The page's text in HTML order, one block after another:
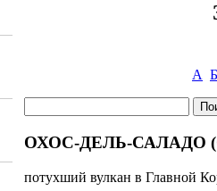
А Б
ОХОС-ДЕЛЬ-САЛАДО
потухший вулкан в Главной